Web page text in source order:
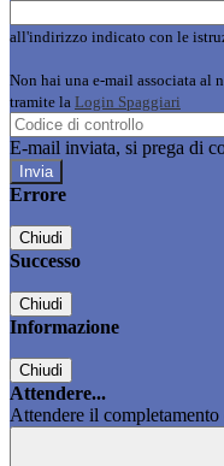
all'indirizzo indicato con le
Non hai una e-mail associata al
tramite la Login Spaggiari
E-mail inviata, si prega di
Errore
Chiudi
Successo
Chiudi
Informazione
Chiudi
Attendere...
Attendere il